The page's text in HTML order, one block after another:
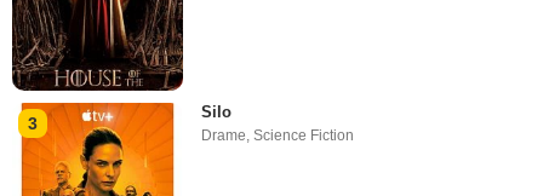
3
Silo
Drame,Science Fiction